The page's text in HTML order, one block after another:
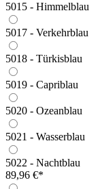
5015 - Himmelblau
5017 - Verkehrblau
5018 - Türkisblau
5019 - Capriblau
5020 - Ozeanblau
5021 - Wasserblau
5022 - Nachtblau
89,96 €*